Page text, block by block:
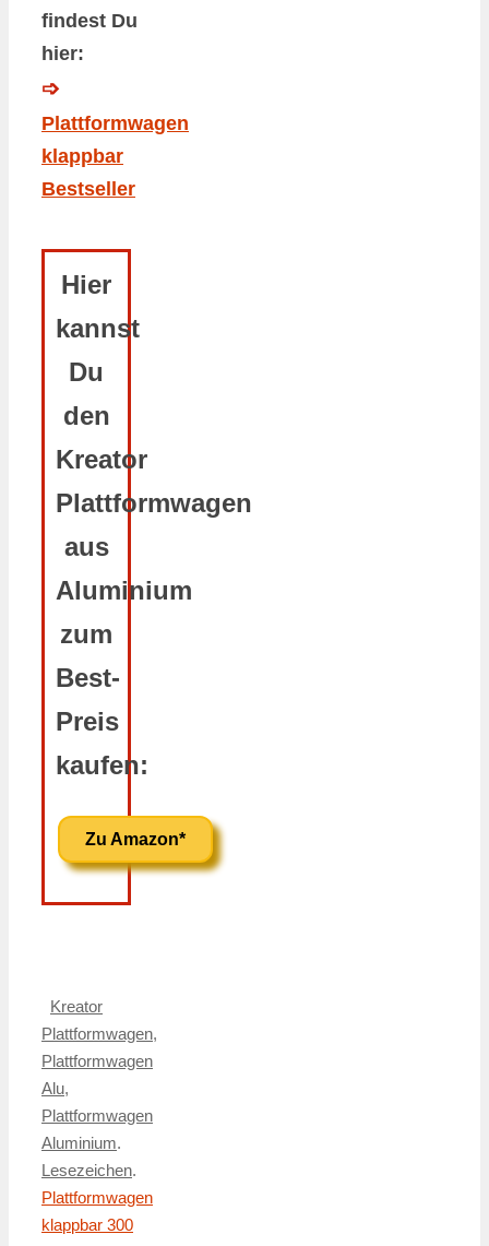
findest Du
hier:
➩
Plattformwagen
klappbar
Bestseller
Hier
kannst
Du
den
Kreator
Plattformwagen
aus
Aluminium
zum
Best-
Preis
kaufen:
Zu Amazon*
Kreator
Plattformwagen,
Plattformwagen
Alu,
Plattformwagen
Aluminium.
Lesezeichen.
Plattformwagen
klappbar 300